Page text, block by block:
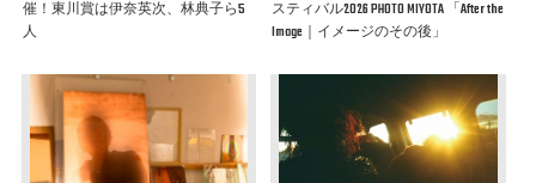
催！東川賞は伊奈英次、林典子ら5
人
スティバル2026 PHOTO MIYOTA 「After the
Image｜イメージのその後」